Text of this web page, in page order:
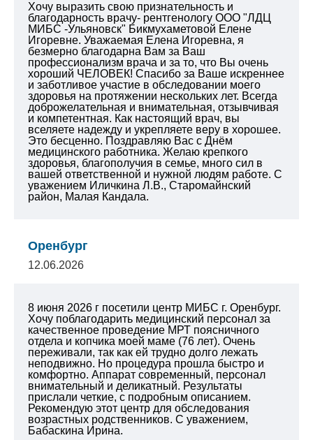
Хочу выразить свою признательность и
благодарность врачу- рентгенологу ООО "ЛДЦ
МИБС -Ульяновск" Бикмухаметовой Елене
Игоревне. Уважаемая Елена Игоревна, я
безмерно благодарна Вам за Ваш
профессионализм врача и за то, что Вы очень
хороший ЧЕЛОВЕК! Спасибо за Ваше искреннее
и заботливое участие в обследовании моего
здоровья на протяжении нескольких лет. Всегда
доброжелательная и внимательная, отзывчивая
и компетентная. Как настоящий врач, вы
вселяете надежду и укрепляете веру в хорошее.
Это бесценно. Поздравляю Вас с Днём
медицинского работника. Желаю крепкого
здоровья, благополучия в семье, много сил в
вашей ответственной и нужной людям работе. С
уважением Иличкина Л.В., Старомайнский
район, Малая Кандала.
Оренбург
12.06.2026
8 июня 2026 г посетили центр МИБС г. Оренбург.
Хочу поблагодарить медицинский персонал за
качественное проведение МРТ поясничного
отдела и копчика моей маме (76 лет). Очень
переживали, так как ей трудно долго лежать
неподвижно. Но процедура прошла быстро и
комфортно. Аппарат современный, персонал
внимательный и деликатный. Результаты
прислали четкие, с подробным описанием.
Рекомендую этот центр для обследования
возрастных родственников. С уважением,
Бабаскина Ирина.